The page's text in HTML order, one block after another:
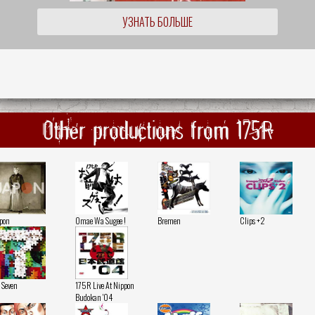
УЗНАТЬ БОЛЬШЕ
Other productions from 175R
Omae Wa Sugee ! Bremen Clips +2
175R Live At Nippon
Budokan '04